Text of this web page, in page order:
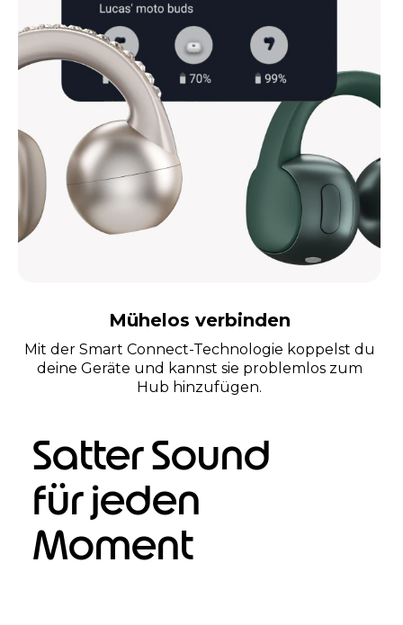
Mühelos verbinden
Mit der Smart Connect-Technologie koppelst du
deine Geräte und kannst sie problemlos zum
Hub hinzufügen.
Satter Sound
für jeden
Moment